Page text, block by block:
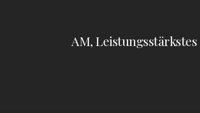
AM,